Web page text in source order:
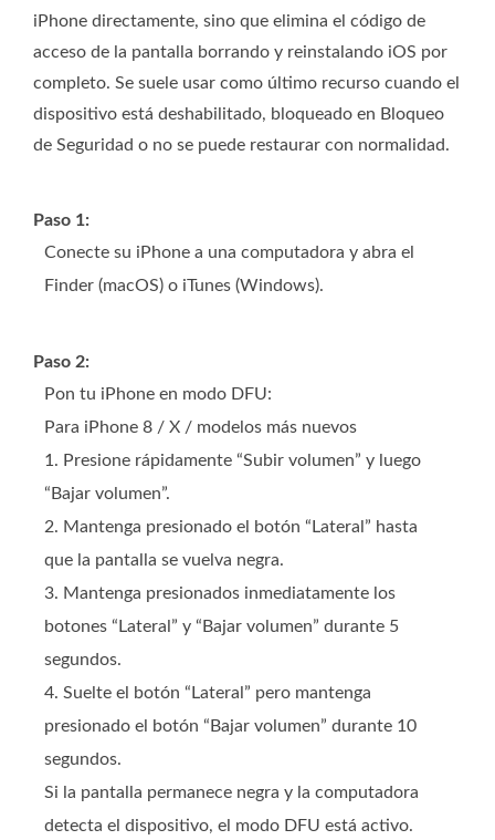
iPhone directamente, sino que elimina el código de
acceso de la pantalla borrando y reinstalando iOS por
completo. Se suele usar como último recurso cuando el
dispositivo está deshabilitado, bloqueado en Bloqueo
de Seguridad o no se puede restaurar con normalidad.
Paso 1:
Conecte su iPhone a una computadora y abra el
Finder (macOS) o iTunes (Windows).
Paso 2:
Pon tu iPhone en modo DFU:
Para iPhone 8 / X / modelos más nuevos
1. Presione rápidamente “Subir volumen” y luego
“Bajar volumen”.
2. Mantenga presionado el botón “Lateral” hasta
que la pantalla se vuelva negra.
3. Mantenga presionados inmediatamente los
botones “Lateral” y “Bajar volumen” durante 5
segundos.
4. Suelte el botón “Lateral” pero mantenga
presionado el botón “Bajar volumen” durante 10
segundos.
Si la pantalla permanece negra y la computadora
detecta el dispositivo, el modo DFU está activo.